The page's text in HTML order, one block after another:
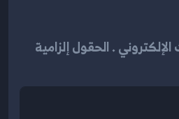
. الحقول إلزامية